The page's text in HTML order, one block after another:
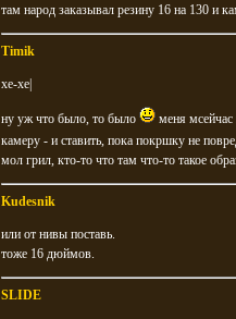
там народ заказывал резину 16 на 130 и
Timik
хе-хе|
ну уж что было, то было
меня мсейчас
камеру - и ставить, пока покршку не
мол грил, кто-то что там что-то такое
Kudesnik
или от нивы поставь.
тоже 16 дюймов.
SLIDE